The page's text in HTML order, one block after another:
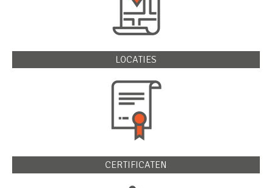
LOCATIES
CERTIFICATEN